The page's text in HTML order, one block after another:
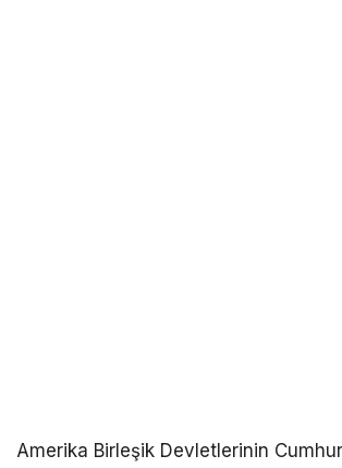
Amerika Birleşik Devletlerinin